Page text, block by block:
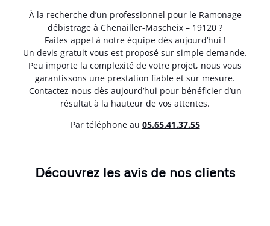
À la recherche d’un professionnel pour le Ramonage
débistrage à Chenailler-Mascheix – 19120 ?
Faites appel à notre équipe dès aujourd’hui !
Un devis gratuit vous est proposé sur simple demande.
Peu importe la complexité de votre projet, nous vous
garantissons une prestation fiable et sur mesure.
Contactez-nous dès aujourd’hui pour bénéficier d’un
résultat à la hauteur de vos attentes.
Par téléphone au 05.65.41.37.55
Découvrez les avis de nos clients